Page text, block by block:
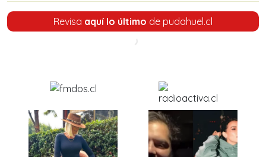
Revisa aquí lo último de pudahuel.cl